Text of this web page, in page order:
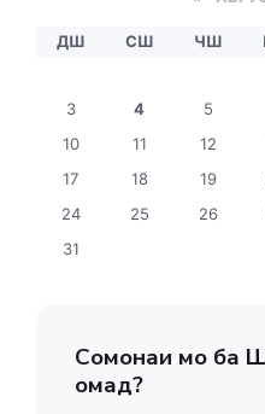
ДШ СШ ЧШ
3
4 5
10
11 12
17
18 19
24
25 26
31
Сомонаи мо ба
омад?